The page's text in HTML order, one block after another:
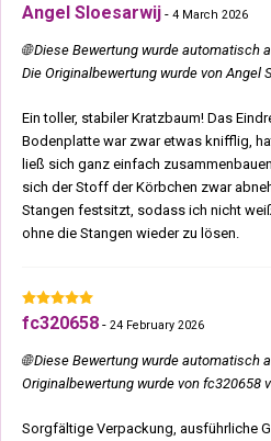
Angel Sloesarwij - 4 March 2026
🌐 Diese Bewertung wurde automatisch
Die Originalbewertung wurde von Angel
Ein toller, stabiler Kratzbaum! Das
Bodenplatte war zwar etwas knifflig,
ließ sich ganz einfach
sich der Stoff der Körbchen zwar
Stangen festsitzt, sodass ich nicht
ohne die Stangen wieder zu lösen.
fc320658 - 24 February 2026
🌐 Diese Bewertung wurde automatisch
Originalbewertung wurde von fc320658
Sorgfältige Verpackung, ausführliche